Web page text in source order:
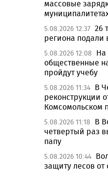
массовые
5.08.2026 12:37 26
региона подали
5.08.2026 12:08
На
общественные
пройдут учебу
5.08.2026 11:34 В
реконструкции
Комсомольском
5.08.2026 11:18
В
четвертый раз
папу
5.08.2026 10:44
защиту лесов от